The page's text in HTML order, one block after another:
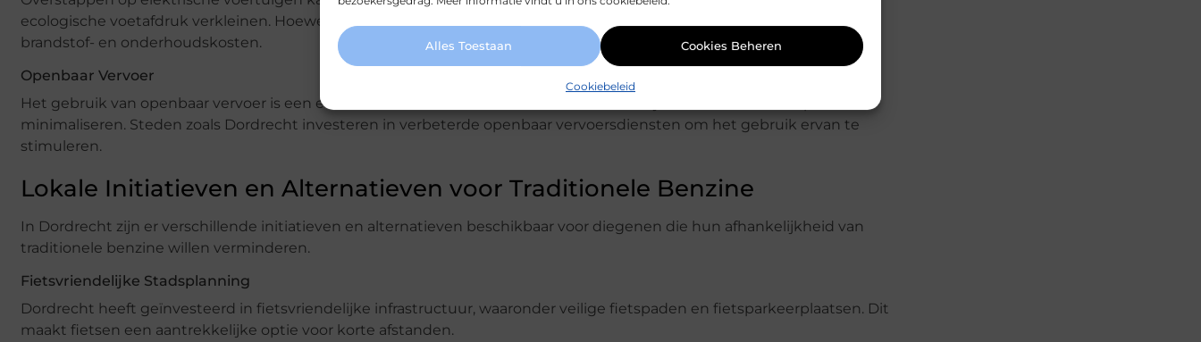
Alles Toestaan Cookies Beheren
Cookiebeleid
ecologische voetafdruk verkleinen. Hoewel de initiële kosten hoger kunnen zijn, bieden elektrische auto’s vaak lagere
brandstof- en onderhoudskosten.
Openbaar Vervoer
Het gebruik van openbaar vervoer is een effectieve manier om brandstofkosten te vermijden en de milieu-impact te
minimaliseren. Steden zoals Dordrecht investeren in verbeterde openbaar vervoersdiensten om het gebruik ervan te
stimuleren.
Lokale Initiatieven en Alternatieven voor Traditionele Benzine
In Dordrecht zijn er verschillende initiatieven en alternatieven beschikbaar voor diegenen die hun afhankelijkheid van
traditionele benzine willen verminderen.
Fietsvriendelijke Stadsplanning
Dordrecht heeft geïnvesteerd in fietsvriendelijke infrastructuur, waaronder veilige fietspaden en fietsparkeerplaatsen. Dit
maakt fietsen een aantrekkelijke optie voor korte afstanden.